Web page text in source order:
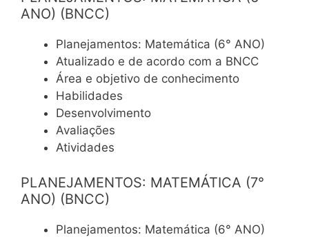
ANO) (BNCC)
Planejamentos: Matemática (6° ANO)
Atualizado e de acordo com a BNCC
Área e objetivo de conhecimento
Habilidades
Desenvolvimento
Avaliações
Atividades
PLANEJAMENTOS: MATEMÁTICA (7°
ANO) (BNCC)
Planejamentos: Matemática (6° ANO)